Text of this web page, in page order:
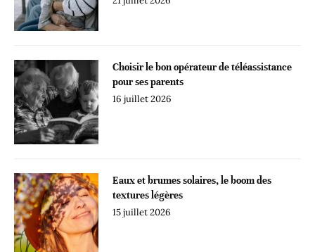
Choisir le bon opérateur de téléassistance
pour ses parents
16 juillet 2026
Eaux et brumes solaires, le boom des
textures légères
15 juillet 2026